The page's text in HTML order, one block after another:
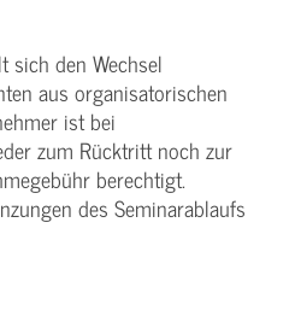
sich den Wechsel
aus organisatorischen
ist bei
zum Rücktritt noch zur
berechtigt.
des Seminarablaufs